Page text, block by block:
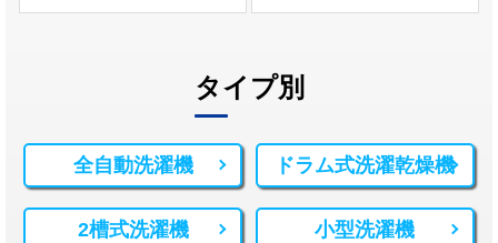
タイプ別
全自動洗濯機 ドラム式洗濯乾燥機
2槽式洗濯機 小型洗濯機